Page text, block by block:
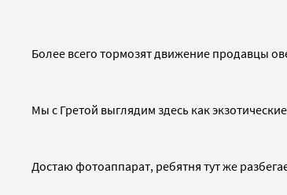
Более всего тормозят движение продавцы
Мы с Гретой выглядим здесь как
Достаю фотоаппарат, ребятня тут же